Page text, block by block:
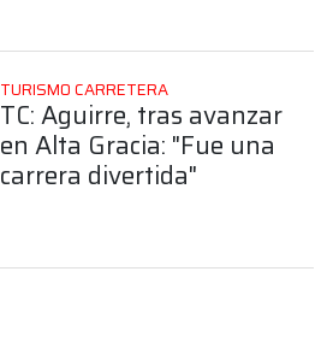
TURISMO CARRETERA
TC: Aguirre, tras avanzar
en Alta Gracia: "Fue una
carrera divertida"